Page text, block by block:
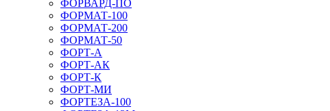
ФОРВАРД-ПО
ФОРМАТ-100
ФОРМАТ-200
ФОРМАТ-50
ФОРТ-А
ФОРТ-АК
ФОРТ-К
ФОРТ-МИ
ФОРТЕЗА-100